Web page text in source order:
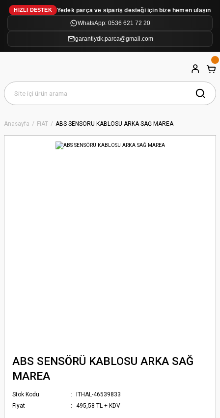
HIZLI DESTEK
Yedek parça ve sipariş desteği için bize hemen ulaşın
WhatsApp: 0536 621 72 20
garantiydk.parca@gmail.com
Anasayfa FİAT ABS SENSÖRÜ KABLOSU ARKA SAĞ MAREA
ABS SENSÖRÜ KABLOSU ARKA SAĞ
MAREA
Stok Kodu
ITHAL-46539833
Fiyat
495,58 TL + KDV